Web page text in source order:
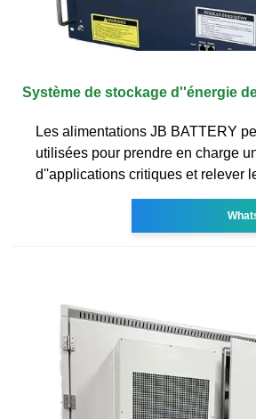
Système de stockage d''énergie
Les alimentations JB BATTERY
utilisées pour prendre en charge
d''applications critiques et relever